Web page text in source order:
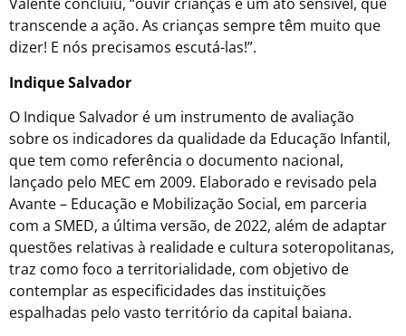
transcende a ação. As crianças sempre têm muito que
dizer! E nós precisamos escutá-las!”.
Indique Salvador
O Indique Salvador é um instrumento de avaliação
sobre os indicadores da qualidade da Educação Infantil,
que tem como referência o documento nacional,
lançado pelo MEC em 2009. Elaborado e revisado pela
Avante – Educação e Mobilização Social, em parceria
com a SMED, a última versão, de 2022, além de adaptar
questões relativas à realidade e cultura soteropolitanas,
traz como foco a territorialidade, com objetivo de
contemplar as especificidades das instituições
espalhadas pelo vasto território da capital baiana.